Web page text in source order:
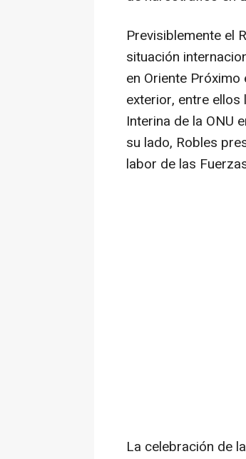
Previsiblemente el
situación
en Oriente
exterior, entre
Interina de la ONU
su lado, Robles
labor de las
La celebración de